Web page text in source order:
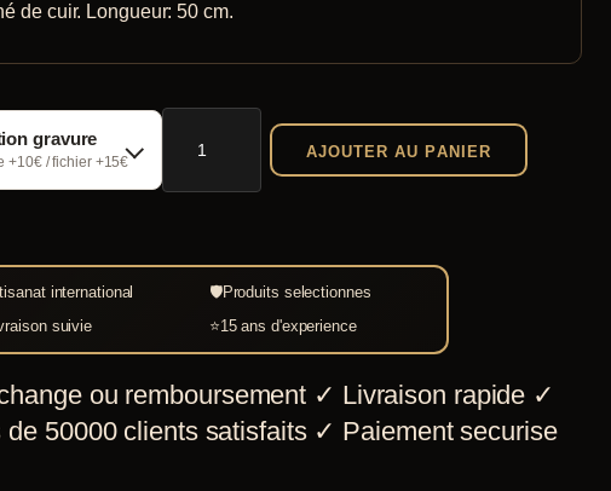
de cuir. Longueur: 50 cm.
gravure
+10€ / fichier +15€
quantité
Saxe
Windlass
AJOUTER AU PANIER
international 🛡Produits selectionnes
suivie ⭐15 ans d'experience
ou remboursement ✓ Livraison rapide ✓
de 50000 clients satisfaits ✓ Paiement securise